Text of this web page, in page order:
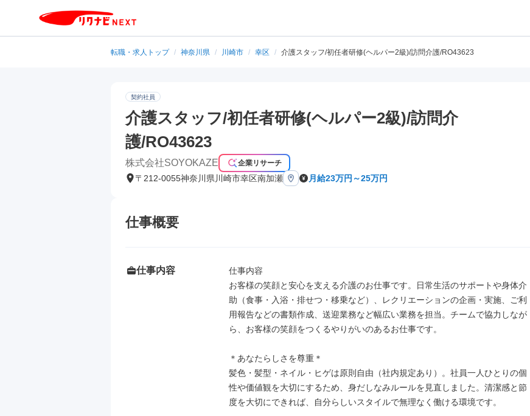
転職・求人トップ / 神奈川県 / 川崎市 / 幸区 / 介護スタッフ/初任者研修(ヘルパー2級)/訪問介護/RO43623
契約社員
介護スタッフ/初任者研修(ヘルパー2級)/訪問介
護/RO43623
株式会社SOYOKAZE 企業リサーチ
〒212-0055神奈川県川崎市幸区南加瀬 月給23万円～25万円
仕事概要
仕事内容
仕事内容
お客様の笑顔と安心を支える介護のお仕事です。日常生活のサポートや身体介
助（食事・入浴・排せつ・移乗など）、レクリエーションの企画・実施、ご利
用報告などの書類作成、送迎業務など幅広い業務を担当。チームで協力しなが
ら、お客様の笑顔をつくるやりがいのあるお仕事です。
＊あなたらしさを尊重＊
髪色・髪型・ネイル・ヒゲは原則自由（社内規定あり）。社員一人ひとりの個
性や価値観を大切にするため、身だしなみルールを見直しました。清潔感と節
度を大切にできれば、自分らしいスタイルで無理なく働ける環境です。